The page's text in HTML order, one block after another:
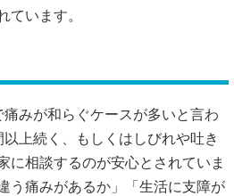
上続く、もしくはしびれや吐き
う痛みがあるか」「生活に支障が
とだと考えられています。